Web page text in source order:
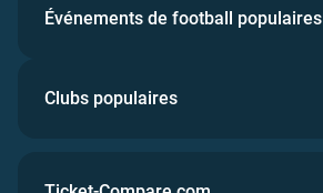
Événements de football populaires
Clubs populaires